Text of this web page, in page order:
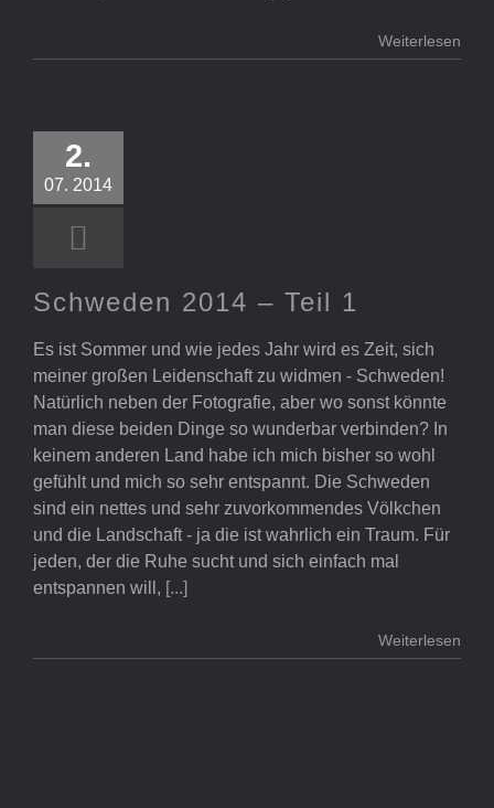
Weiterlesen
2.
07. 2014
Schweden 2014 – Teil 1
Es ist Sommer und wie jedes Jahr wird es Zeit, sich
meiner großen Leidenschaft zu widmen - Schweden!
Natürlich neben der Fotografie, aber wo sonst könnte
man diese beiden Dinge so wunderbar verbinden? In
keinem anderen Land habe ich mich bisher so wohl
gefühlt und mich so sehr entspannt. Die Schweden
sind ein nettes und sehr zuvorkommendes Völkchen
und die Landschaft - ja die ist wahrlich ein Traum. Für
jeden, der die Ruhe sucht und sich einfach mal
entspannen will, [...]
Weiterlesen